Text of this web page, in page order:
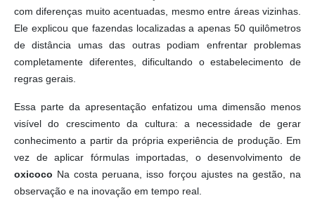
com diferenças muito acentuadas, mesmo entre áreas vizinhas.
Ele explicou que fazendas localizadas a apenas 50 quilômetros
de distância umas das outras podiam enfrentar problemas
completamente diferentes, dificultando o estabelecimento de
regras gerais.
Essa parte da apresentação enfatizou uma dimensão menos
visível do crescimento da cultura: a necessidade de gerar
conhecimento a partir da própria experiência de produção. Em
vez de aplicar fórmulas importadas, o desenvolvimento de
oxicoco Na costa peruana, isso forçou ajustes na gestão, na
observação e na inovação em tempo real.